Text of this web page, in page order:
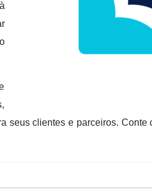
seus clientes e parceiros. Conte